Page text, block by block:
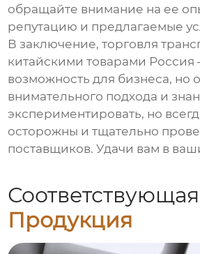
обращайте внимание на ее
репутацию и предлагаемые
В заключение, торговля
китайскими товарами Россия
возможность для бизнеса, но
внимательного подхода и
экспериментировать, но
осторожны и тщательно
поставщиков. Удачи вам в
Соответствующая
Продукция